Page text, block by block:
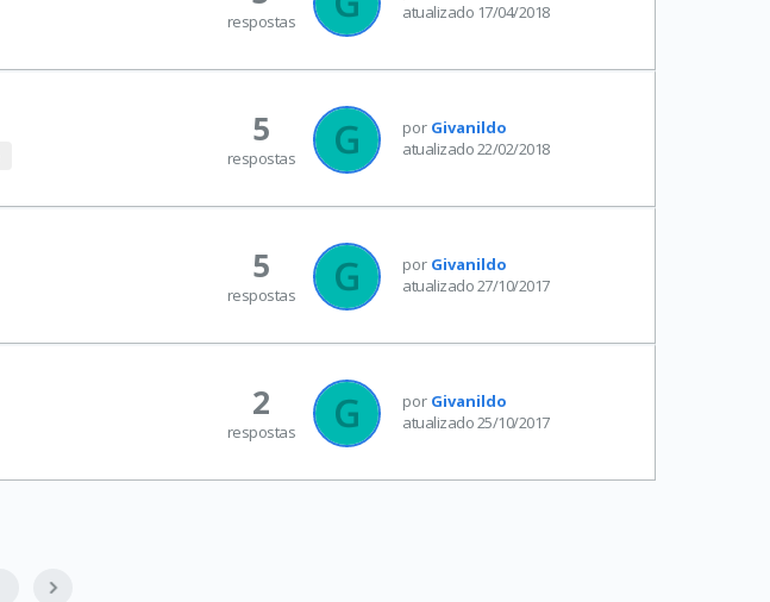
atualizado 17/04/2018
respostas
por Givanildo
atualizado 22/02/2018
5
respostas
por Givanildo
atualizado 27/10/2017
5
respostas
por Givanildo
atualizado 25/10/2017
2
respostas